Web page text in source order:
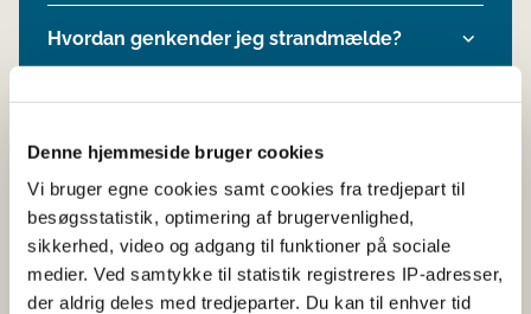
Denne hjemmeside bruger cookies
Vi bruger egne cookies samt cookies fra tredjepart til
besøgsstatistik, optimering af brugervenlighed,
sikkerhed, video og adgang til funktioner på sociale
medier. Ved samtykke til statistik registreres IP-adresser,
der aldrig deles med tredjeparter. Du kan til enhver tid
Hvordan genkender jeg strandmælde?
Må virksomheder markedsføre fødevarer
Nyttige links